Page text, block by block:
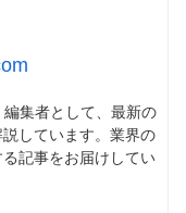
編集者として、最新の
しています。業界の
記事をお届けしてい